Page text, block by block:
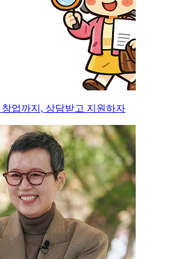
업까지, 상담받고 지원하자